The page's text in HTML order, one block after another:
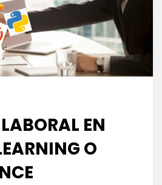
EN
O